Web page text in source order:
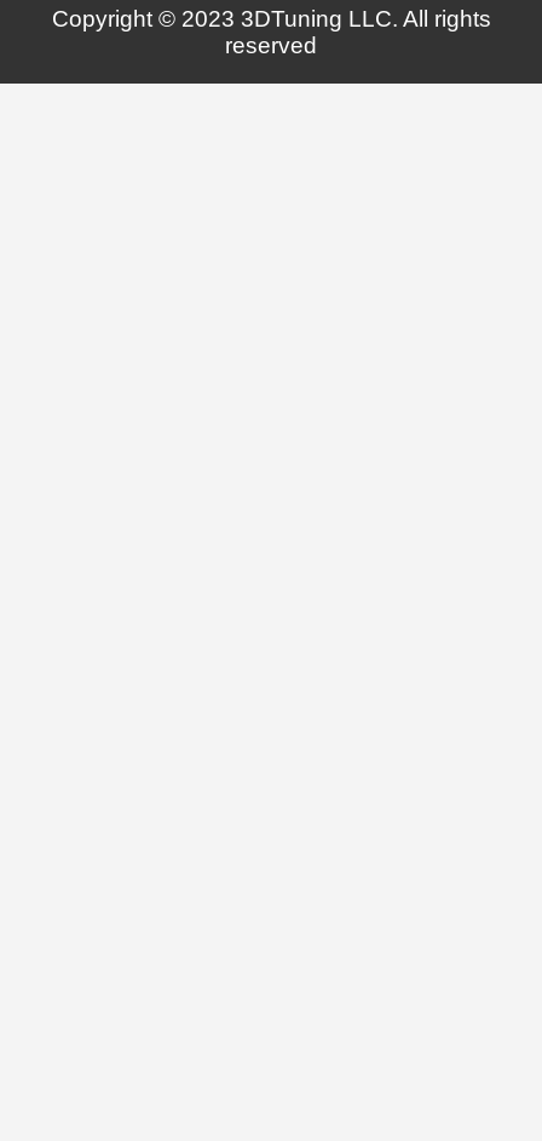
Copyright © 2023 3DTuning LLC. All rights
reserved